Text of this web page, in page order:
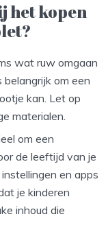
het kopen
wat ruw omgaan
om een
kan. Let op
materialen.
om een
de leeftijd van je
en apps
je kinderen
inhoud die